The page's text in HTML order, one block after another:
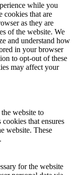
while you
cookies that are
as they are
of the website. We
and understand how
in your browser
to opt-out of these
may affect your
website to
that ensures
website. These
for the website